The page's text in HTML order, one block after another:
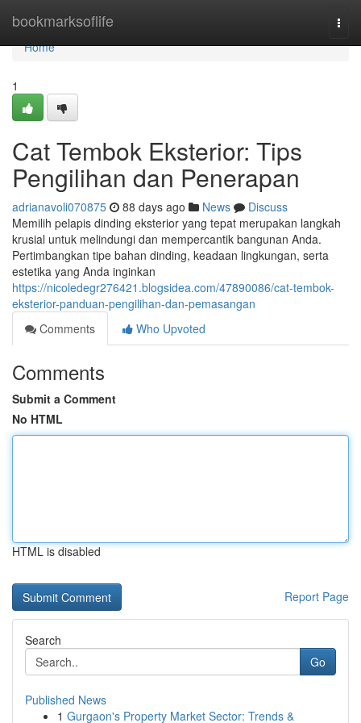
bookmarksoflife
Home
Home
1
Cat Tembok Eksterior: Tips
Pengilihan dan Penerapan
adrianavoli070875 88 days ago News
Discuss
Memilih pelapis dinding eksterior yang tepat merupakan langkah
krusial untuk melindungi dan mempercantik bangunan Anda.
Pertimbangkan tipe bahan dinding, keadaan lingkungan, serta
estetika yang Anda inginkan
https://nicoledegr276421.blogsidea.com/47890086/cat-tembok-
eksterior-panduan-pengilihan-dan-pemasangan
Comments
Who Upvoted
Comments
Submit a Comment
No HTML
HTML is disabled
Report Page
Search
Go
Published News
1 Gurgaon's Property Market Sector: Trends &